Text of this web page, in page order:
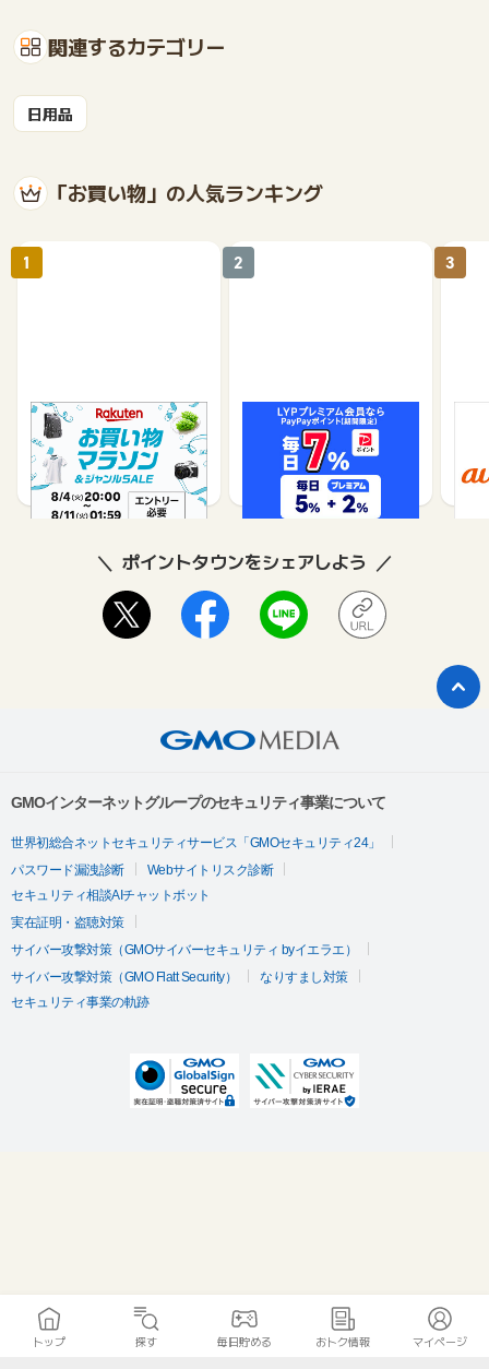
関連するカテゴリー
日用品
「お買い物」の人気ランキング
楽天市場
1%
1
Yahoo!ショッピング
1%
2 3
ポイントタウンをシェアしよう
GMOインターネットグループのセキュリティ事業について
世界初総合ネットセキュリティサービス「GMOセキュリティ24」
パスワード漏洩診断
Webサイトリスク診断
セキュリティ相談AIチャットボット
実在証明・盗聴対策
サイバー攻撃対策（GMOサイバーセキュリティ byイエラエ）
サイバー攻撃対策（GMO Flatt Security）
なりすまし対策
セキュリティ事業の軌跡
トップ 探す 毎日貯める おトク情報 マイページ